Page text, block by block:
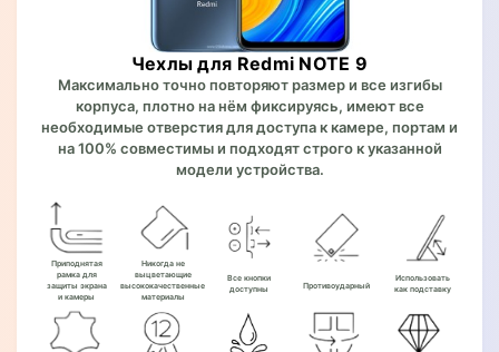
Чехлы для Redmi NOTE 9
Максимально точно повторяют размер и все изгибы
корпуса, плотно на нём фиксируясь, имеют все
необходимые отверстия для доступа к камере, портам и
на 100% совместимы и подходят строго к указанной
модели устройства.
Приподнятая
рамка для
защиты экрана
и камеры
Никогда не
выцветающие
высококачественные
материалы
Все кнопки
доступны
Противоударный
Использовать
как подставку